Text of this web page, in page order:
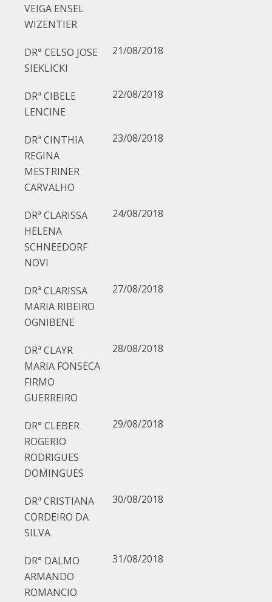
VEIGA ENSEL
WIZENTIER
DR° CELSO JOSE
SIEKLICKI
21/08/2018
DRª CIBELE
LENCINE
22/08/2018
DRª CINTHIA
REGINA
MESTRINER
CARVALHO
23/08/2018
DRª CLARISSA
HELENA
SCHNEEDORF
NOVI
24/08/2018
DRª CLARISSA
MARIA RIBEIRO
OGNIBENE
27/08/2018
DRª CLAYR
MARIA FONSECA
FIRMO
GUERREIRO
28/08/2018
DR° CLEBER
ROGERIO
RODRIGUES
DOMINGUES
29/08/2018
DRª CRISTIANA
CORDEIRO DA
SILVA
30/08/2018
DR° DALMO
ARMANDO
ROMANCIO
31/08/2018